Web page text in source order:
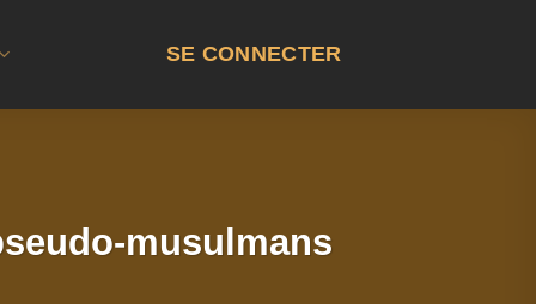
SE CONNECTER
musulmans